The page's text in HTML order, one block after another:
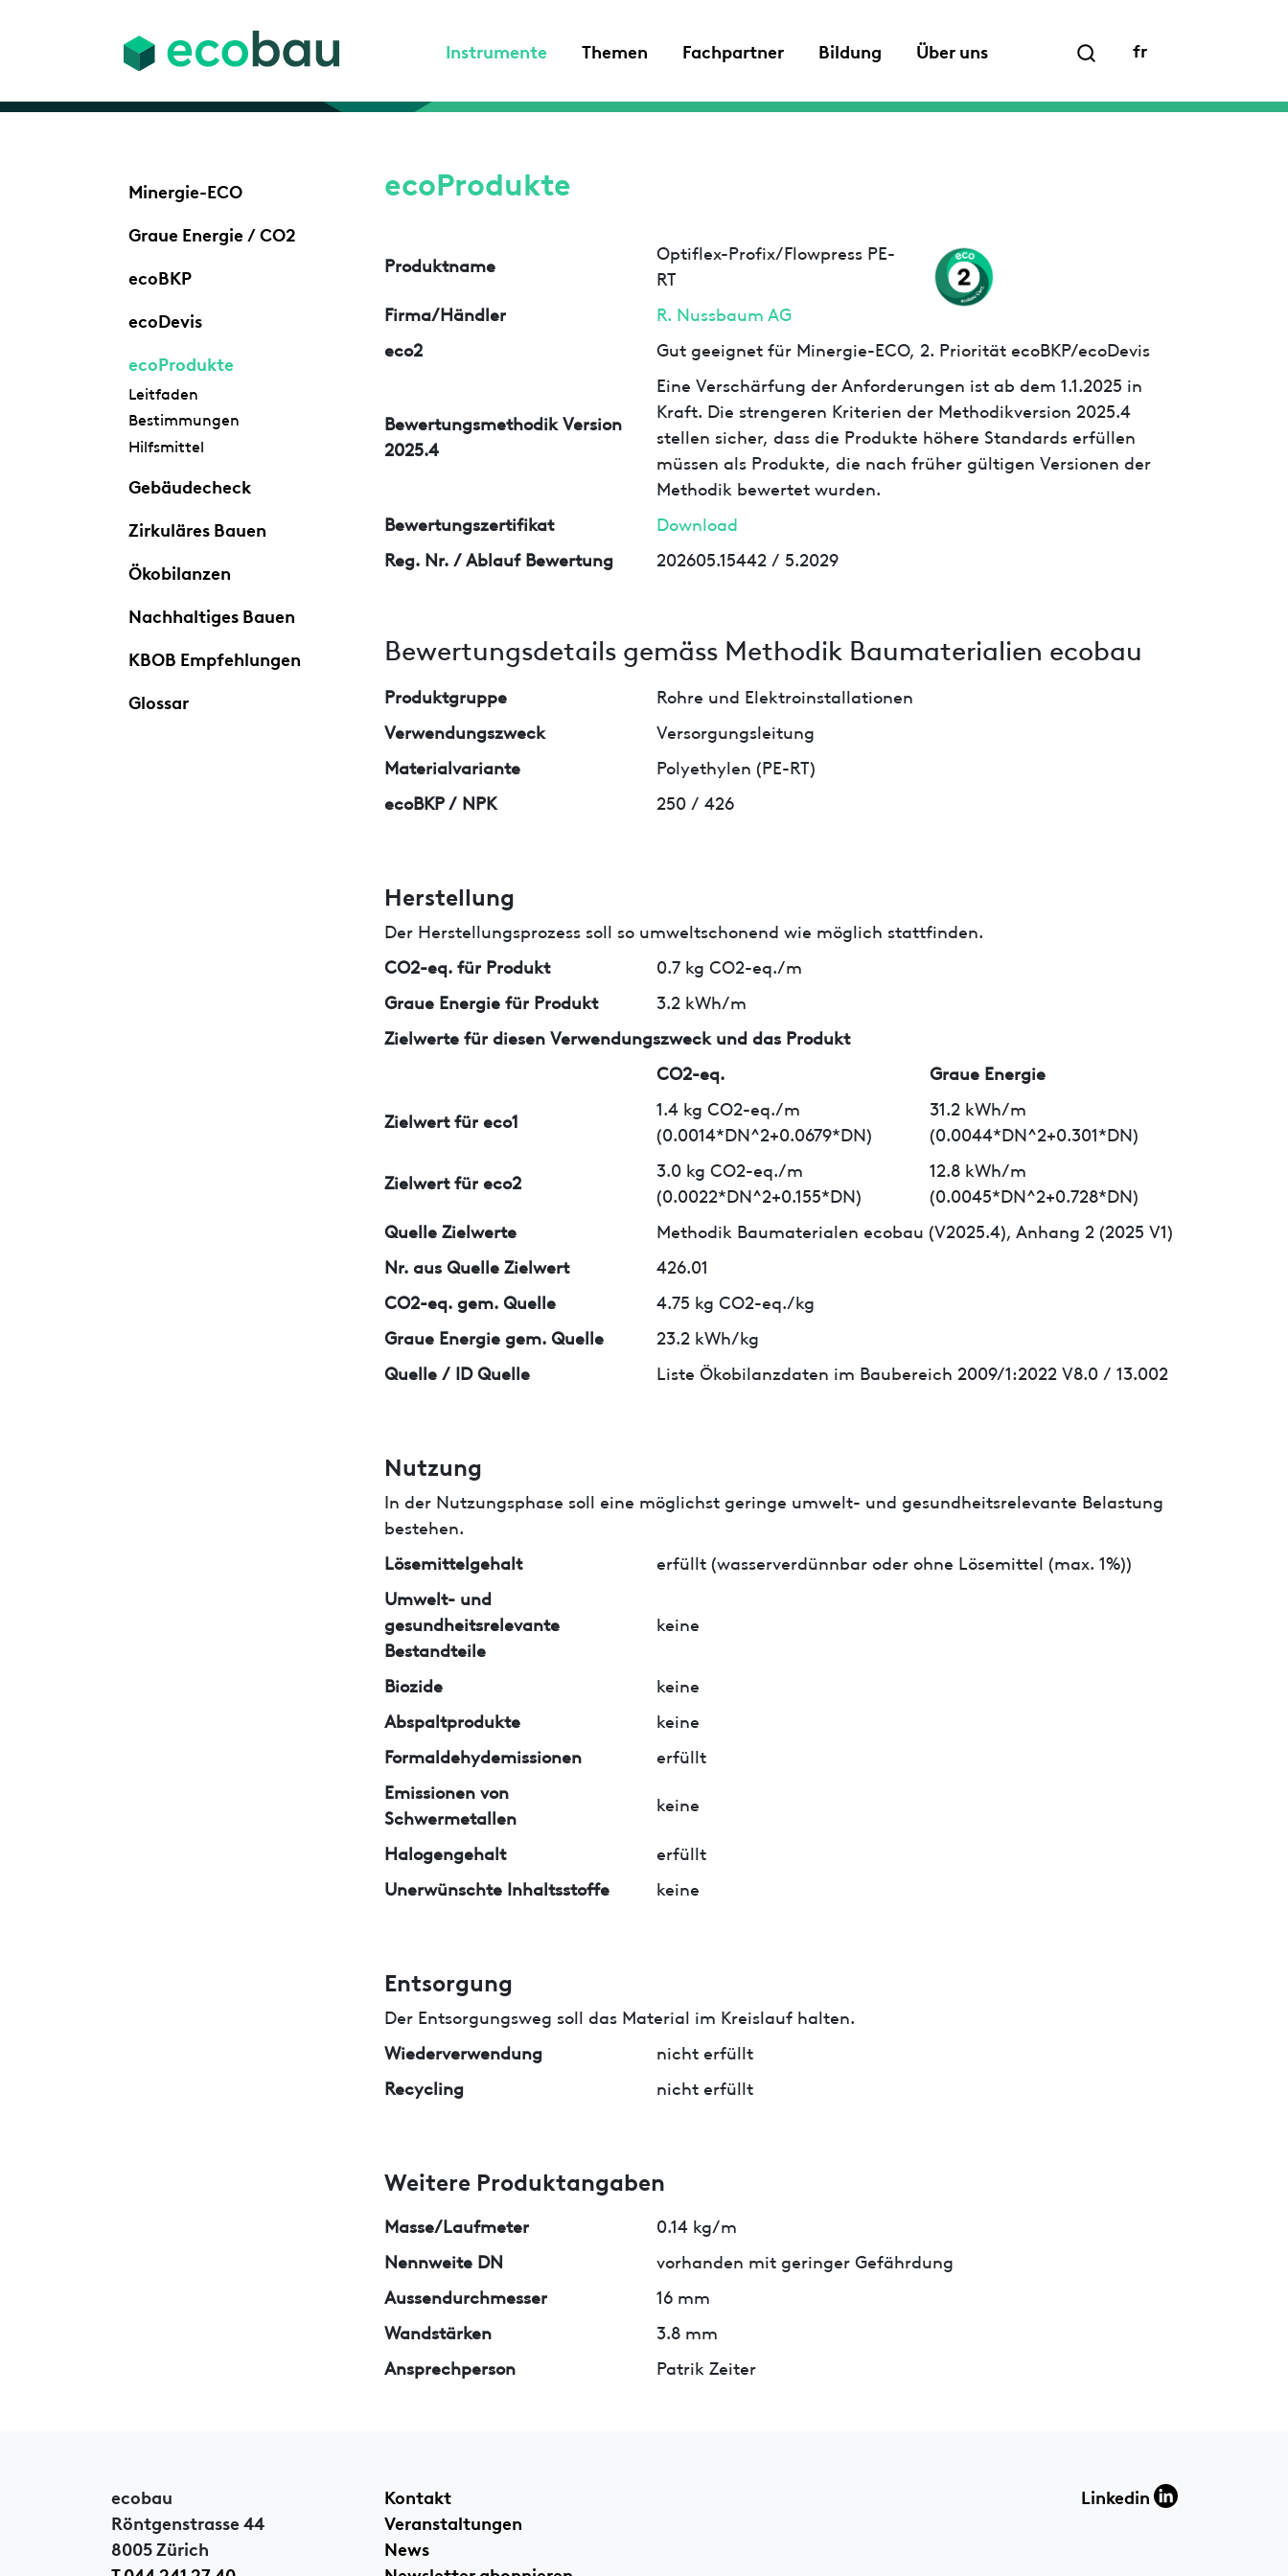
Instrumente Themen Fachpartner Bildung Über uns fr
Minergie-ECO
Graue Energie / CO2
ecoBKP
ecoDevis
ecoProdukte
Leitfaden
Bestimmungen
Hilfsmittel
Gebäudecheck
Zirkuläres Bauen
Ökobilanzen
Nachhaltiges Bauen
KBOB Empfehlungen
Glossar
ecoProdukte
Produktname
Optiflex-Profix/Flowpress PE-
RT
Firma/Händler
R. Nussbaum AG
eco2
Gut geeignet für Minergie-ECO, 2. Priorität ecoBKP/ecoDevis
Bewertungsmethodik Version
2025.4
Eine Verschärfung der Anforderungen ist ab dem 1.1.2025 in
Kraft. Die strengeren Kriterien der Methodikversion 2025.4
stellen sicher, dass die Produkte höhere Standards erfüllen
müssen als Produkte, die nach früher gültigen Versionen der
Methodik bewertet wurden.
Bewertungszertifikat
Download
Reg. Nr. / Ablauf Bewertung
202605.15442 / 5.2029
Bewertungsdetails gemäss Methodik Baumaterialien ecobau
Produktgruppe
Rohre und Elektroinstallationen
Verwendungszweck
Versorgungsleitung
Materialvariante
Polyethylen (PE-RT)
ecoBKP / NPK
250 / 426
Herstellung
Der Herstellungsprozess soll so umweltschonend wie möglich stattfinden.
CO2-eq. für Produkt
0.7 kg CO2-eq./m
Graue Energie für Produkt
3.2 kWh/m
Zielwerte für diesen Verwendungszweck und das Produkt
CO2-eq.
Graue Energie
Zielwert für eco1
1.4 kg CO2-eq./m
(0.0014*DN^2+0.0679*DN)
31.2 kWh/m
(0.0044*DN^2+0.301*DN)
Zielwert für eco2
3.0 kg CO2-eq./m
(0.0022*DN^2+0.155*DN)
12.8 kWh/m
(0.0045*DN^2+0.728*DN)
Quelle Zielwerte
Methodik Baumaterialen ecobau (V2025.4), Anhang 2 (2025 V1)
Nr. aus Quelle Zielwert
426.01
CO2-eq. gem. Quelle
4.75 kg CO2-eq./kg
Graue Energie gem. Quelle
23.2 kWh/kg
Quelle / ID Quelle
Liste Ökobilanzdaten im Baubereich 2009/1:2022 V8.0 / 13.002
Nutzung
In der Nutzungsphase soll eine möglichst geringe umwelt- und gesundheitsrelevante Belastung
bestehen.
Lösemittelgehalt
erfüllt (wasserverdünnbar oder ohne Lösemittel (max. 1%))
Umwelt- und
gesundheitsrelevante
Bestandteile
keine
Biozide
keine
Abspaltprodukte
keine
Formaldehydemissionen
erfüllt
Emissionen von
Schwermetallen
keine
Halogengehalt
erfüllt
Unerwünschte Inhaltsstoffe
keine
Entsorgung
Der Entsorgungsweg soll das Material im Kreislauf halten.
Wiederverwendung
nicht erfüllt
Recycling
nicht erfüllt
Weitere Produktangaben
Masse/Laufmeter
0.14 kg/m
Nennweite DN
vorhanden mit geringer Gefährdung
Aussendurchmesser
16 mm
Wandstärken
3.8 mm
Ansprechperson
Patrik Zeiter
ecobau
Röntgenstrasse 44
8005 Zürich
Kontakt
Veranstaltungen
News
Linkedin